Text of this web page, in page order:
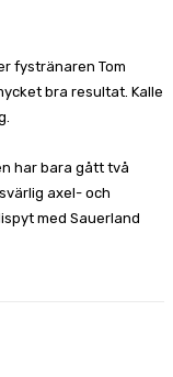
fystränaren Tom
bra resultat. Kalle
har bara gått två
axel- och
med Sauerland